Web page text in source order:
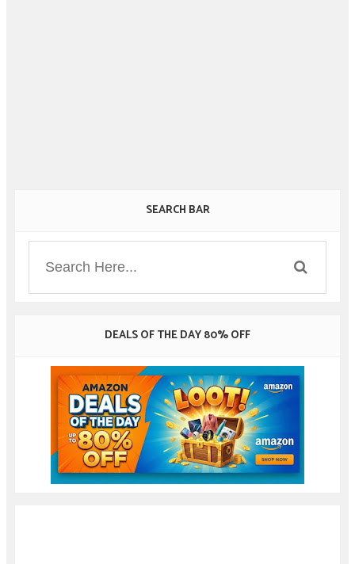
SEARCH BAR
DEALS OF THE DAY 80% OFF